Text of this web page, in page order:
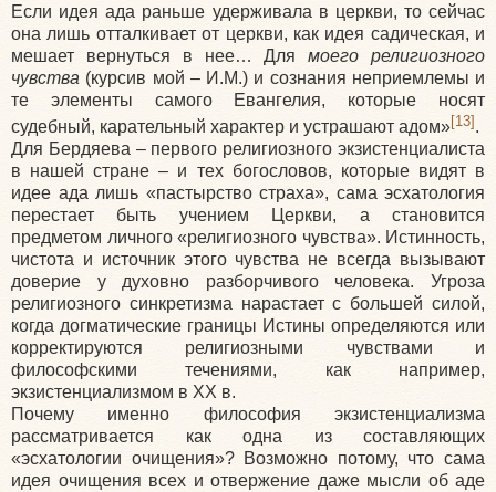
Если идея ада раньше удерживала в церкви, то сейчас
она лишь отталкивает от церкви, как идея садическая, и
мешает вернуться в нее… Длямоего религиозного
чувства (курсив мой – И.М.) и сознания неприемлемы и
те элементы самого Евангелия, которые носят
судебный, карательный характер и устрашают адом»[13] .
Для Бердяева – первого религиозного экзистенциалиста
в нашей стране – и тех богословов, которые видят в
идее ада лишь «пастырство страха», сама эсхатология
перестает быть учением Церкви, а становится
предметом личного «религиозного чувства». Истинность,
чистота и источник этого чувства не всегда вызывают
доверие у духовно разборчивого человека. Угроза
религиозного синкретизма нарастает с большей силой,
когда догматические границы Истины определяются или
корректируются религиозными чувствами и
философскими течениями, как например,
экзистенциализмом в XX в.
Почему именно философия экзистенциализма
рассматривается как одна из составляющих
«эсхатологии очищения»? Возможно потому, что сама
идея очищения всех и отвержение даже мысли об аде